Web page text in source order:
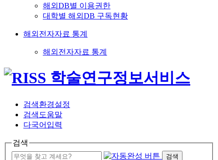
해외DB별 이용권한
대학별 해외DB 구독현황
해외전자자료 통계
해외전자자료 통계
검색환경설정
검색도움말
다국어입력
검색
검색